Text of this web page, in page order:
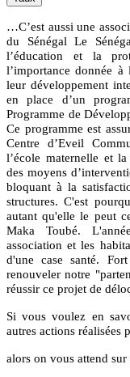
…C’est aussi une
du Sénégal Le
l’éducation et la
l’importance donnée
leur développement
en place d’un
Programme de
Ce programme est
Centre d’Eveil
l’école maternelle et
des moyens
bloquant à la
structures. C'est
autant qu'elle le peut
Maka Toubé.
association et les
d'une case santé.
renouveler notre
réussir ce projet de
Si vous voulez en
autres actions réalisées
alors on vous attend